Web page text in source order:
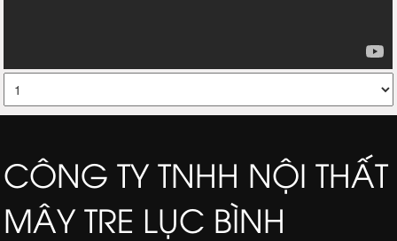
CÔNG TY TNHH NỘI THẤT
MÂY TRE LỤC BÌNH